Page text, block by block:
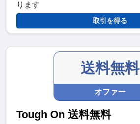
ります
取引を得る
送料無料
オファー
Tough On 送料無料